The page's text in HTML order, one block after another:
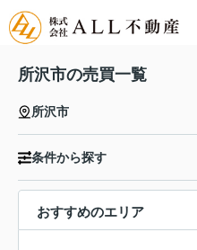
所沢市の売買一覧
所沢市
条件から探す
おすすめのエリア